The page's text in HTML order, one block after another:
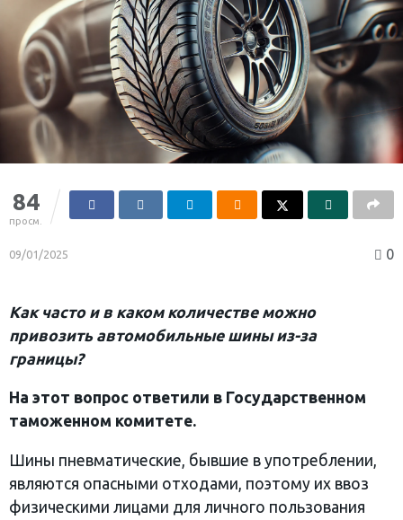
84
просм.
09/01/2025 0
Как часто и в каком количестве можно
привозить автомобильные шины из-за
границы?
На этот вопрос ответили в Государственном
таможенном комитете.
Шины пневматические, бывшие в употреблении,
являются опасными отходами, поэтому их ввоз
физическими лицами для личного пользования